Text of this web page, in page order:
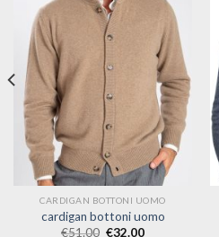
CARDIGAN BOTTONI UOMO
cardigan bottoni uomo
€51.00 €32.00